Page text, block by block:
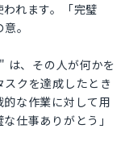
れます。「完璧
。
、その人が何かを
クを達成したとき
な作業に対して用
仕事ありがとう」